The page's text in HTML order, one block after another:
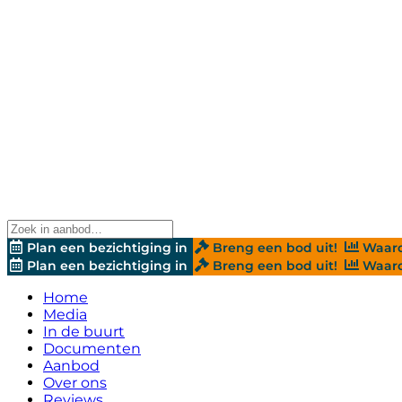
Plan een bezichtiging in Breng een bod uit!
Plan een bezichtiging in
Breng een bod uit!
Home
Media
In de buurt
Documenten
Aanbod
Over ons